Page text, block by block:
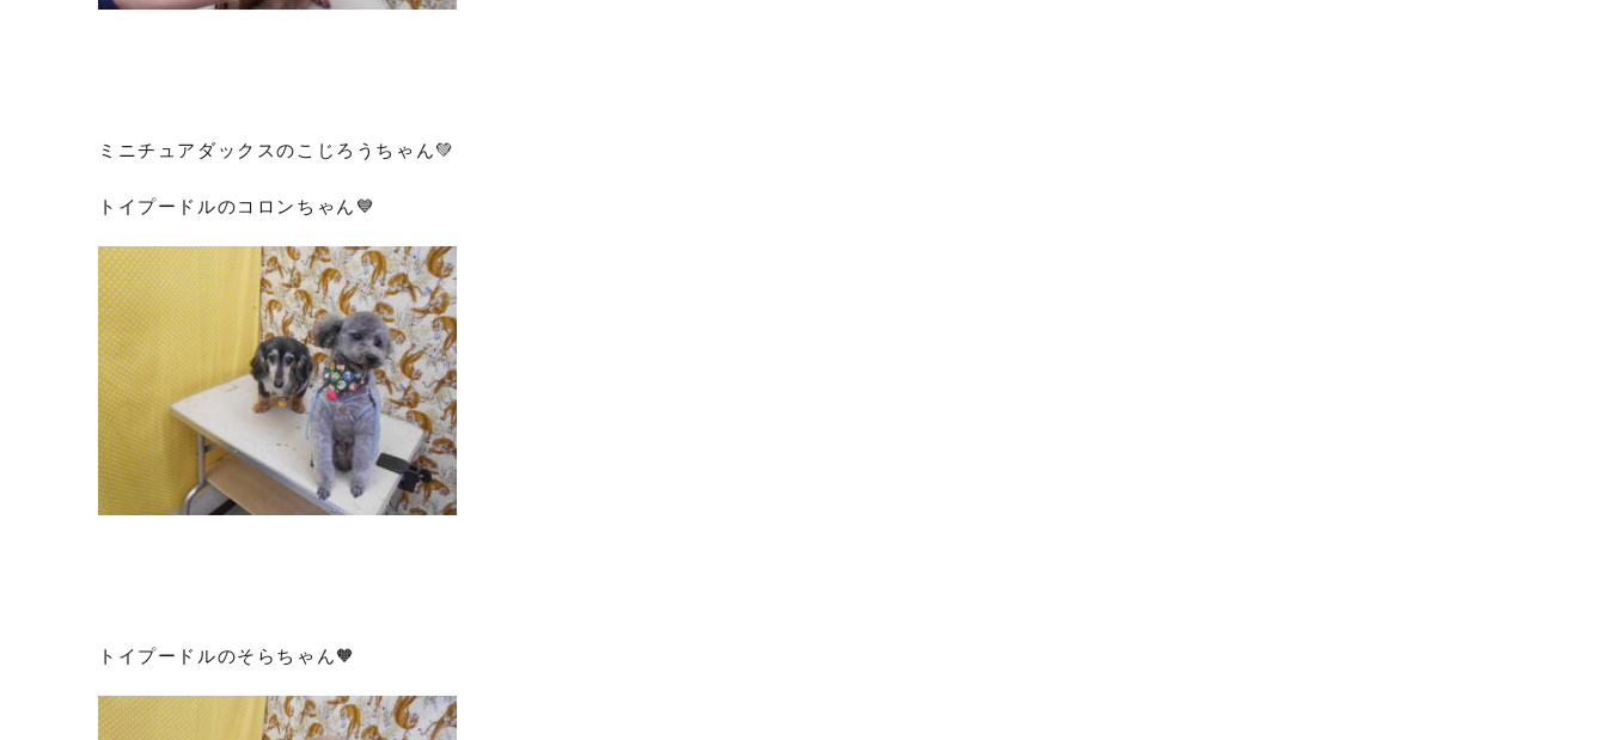
ミニチュアダックスのこじろうちゃん💚
トイプードルのコロンちゃん💙
トイプードルのそらちゃん🧡